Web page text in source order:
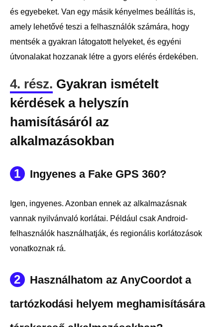
és egyebeket. Van egy másik kényelmes beállítás is,
amely lehetővé teszi a felhasználók számára, hogy
mentsék a gyakran látogatott helyeket, és egyéni
útvonalakat hozzanak létre a gyors elérés érdekében.
4. rész. Gyakran ismételt
kérdések a helyszín
hamisításáról az
alkalmazásokban
1 Ingyenes a Fake GPS 360?
Igen, ingyenes. Azonban ennek az alkalmazásnak
vannak nyilvánvaló korlátai. Például csak Android-
felhasználók használhatják, és regionális korlátozások
vonatkoznak rá.
2
Használhatom az AnyCoordot a
tartózkodási helyem meghamisítására